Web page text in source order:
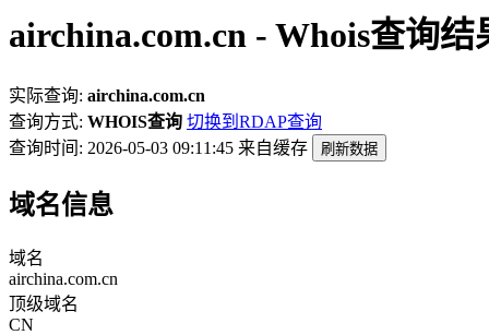
airchina.com.cn - Whois查询结
实际查询: airchina.com.cn
查询方式: WHOIS查询 切换到RDAP查询
查询时间: 2026-05-03 09:11:45 来自缓存 刷新数据
域名信息
域名
airchina.com.cn
顶级域名
CN